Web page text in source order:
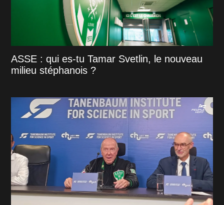
ASSE : qui es-tu Tamar Svetlin, le nouveau
milieu stéphanois ?